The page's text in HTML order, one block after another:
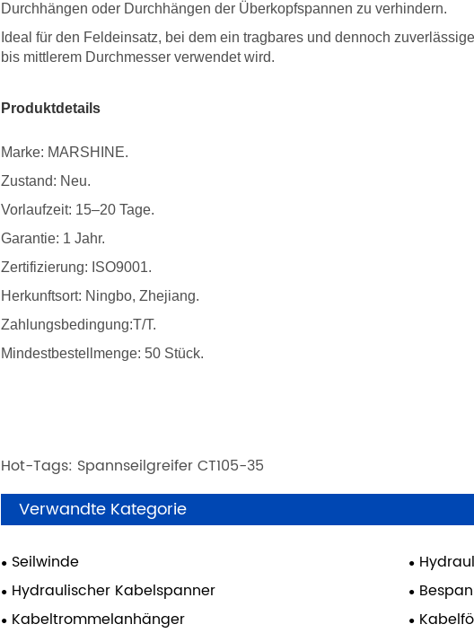
Durchhängen oder Durchhängen der Überkopfspannen zu verhindern.
Ideal für den Feldeinsatz, bei dem ein tragbares und dennoch
bis mittlerem Durchmesser verwendet wird.
Produktdetails
Marke: MARSHINE.
Zustand: Neu.
Vorlaufzeit: 15–20 Tage.
Garantie: 1 Jahr.
Zertifizierung: ISO9001.
Herkunftsort: Ningbo, Zhejiang.
Zahlungsbedingung:T/T.
Mindestbestellmenge: 50 Stück.
Hot-Tags: Spannseilgreifer CT105-35
Verwandte Kategorie
Seilwinde
Hydraulischer Kabelspanner
Kabeltrommelanhänger